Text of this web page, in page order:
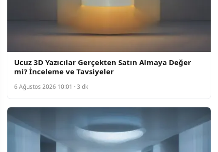
Ucuz 3D Yazıcılar Gerçekten Satın Almaya Değer
mi? İnceleme ve Tavsiyeler
6 Ağustos 2026 10:01 · 3 dk